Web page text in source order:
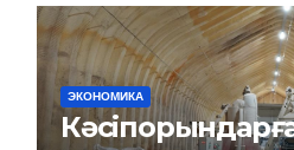
ЭКОНОМИКА
Кәсіпорындарға –